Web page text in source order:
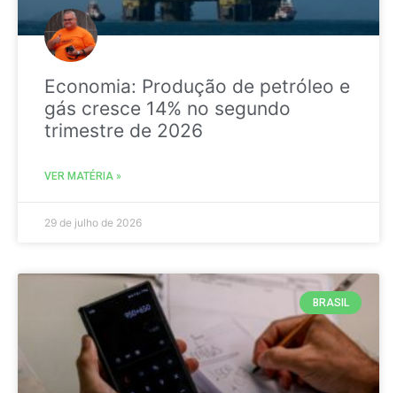
Economia: Produção de petróleo e
gás cresce 14% no segundo
trimestre de 2026
VER MATÉRIA »
29 de julho de 2026
BRASIL